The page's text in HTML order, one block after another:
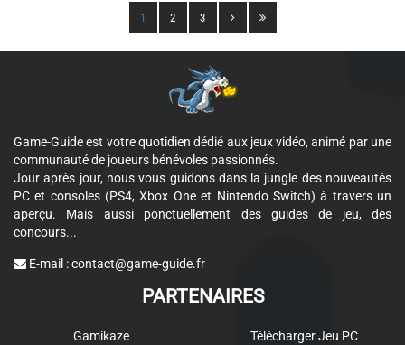
1 2 3
Game-Guide est votre quotidien dédié aux jeux vidéo, animé par une
communauté de joueurs bénévoles passionnés.
Jour après jour, nous vous guidons dans la jungle des nouveautés
PC et consoles (PS4, Xbox One et Nintendo Switch) à travers un
aperçu. Mais aussi ponctuellement des guides de jeu, des
concours...
E-mail :contact@game-guide.fr
PARTENAIRES
Gamikaze
Télécharger Jeu PC